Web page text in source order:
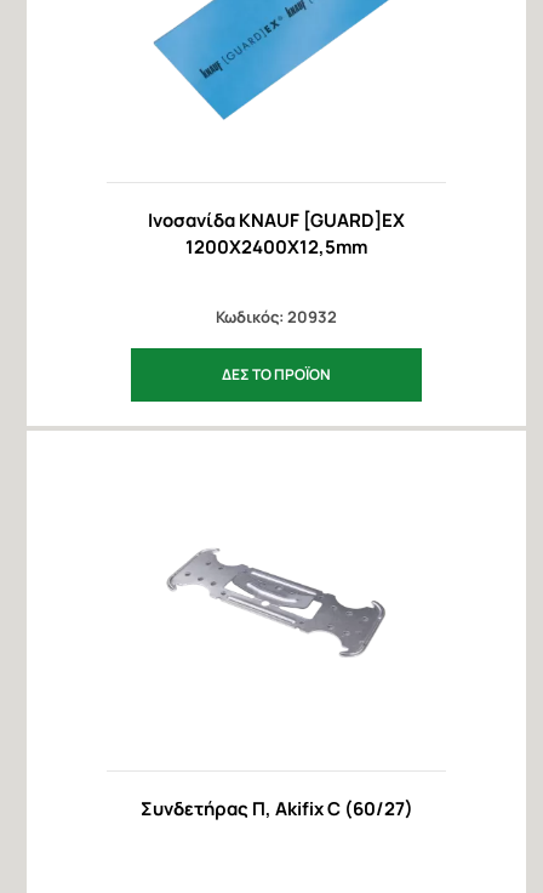
Ινοσανίδα KNAUF [GUARD]EX
1200X2400X12,5mm
Κωδικός: 20932
ΔΕΣ ΤΟ ΠΡΟΪΟΝ
Συνδετήρας Π, Akifix C (60/27)